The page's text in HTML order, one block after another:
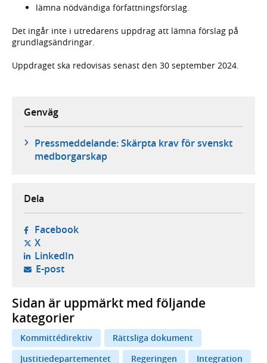
lämna nödvändiga författningsförslag.
Det ingår inte i utredarens uppdrag att lämna förslag på
grundlagsändringar.
Uppdraget ska redovisas senast den 30 september 2024.
Genväg
Pressmeddelande: Skärpta krav för svenskt
medborgarskap
Dela
Facebook- öppnas i ny flik, extern webbplats,
X- öppnas i ny flik, extern webbplats,
LinkedIn- öppnas i ny flik, extern webbplats,
E-post- öppnar din e-postklient,
Sidan är uppmärkt med följande
kategorier
Kommittédirektiv
Rättsliga dokument
Justitiedepartementet
Regeringen
Integration